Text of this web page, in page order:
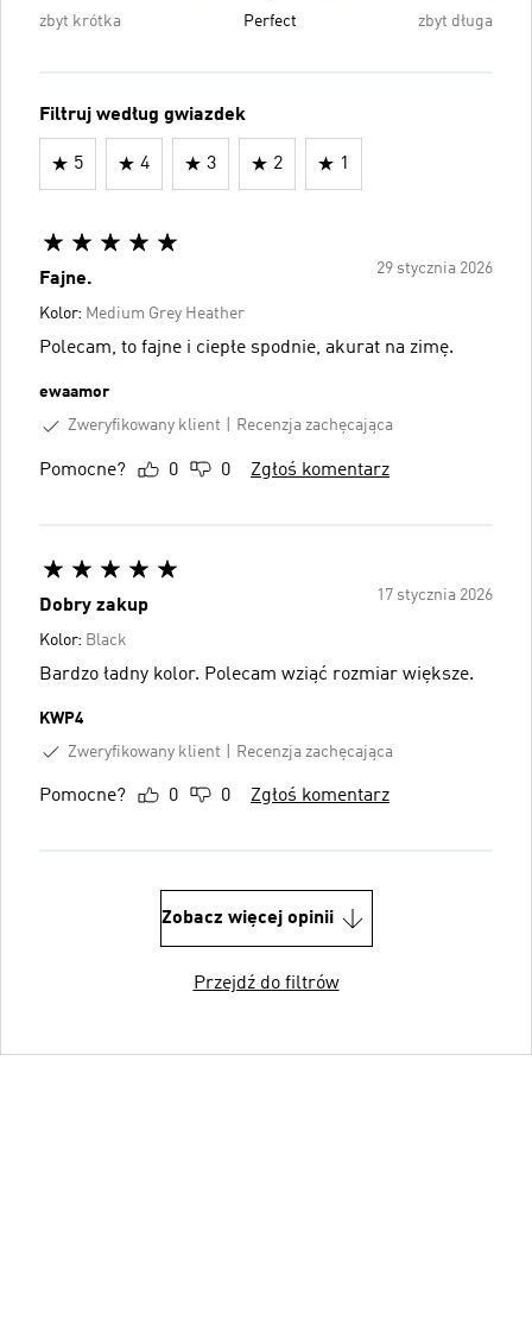
zbyt krótka Perfect zbyt długa
Filtruj według gwiazdek
5 4 3 2 1
29 stycznia 2026
Fajne.
Kolor: Medium Grey Heather
Polecam, to fajne i ciepłe spodnie, akurat na zimę.
ewaamor
Zweryfikowany klient
Recenzja zachęcająca
Pomocne? 0 0 Zgłoś komentarz
17 stycznia 2026
Dobry zakup
Kolor: Black
Bardzo ładny kolor. Polecam wziąć rozmiar większe.
KWP4
Zweryfikowany klient
Recenzja zachęcająca
Pomocne? 0 0 Zgłoś komentarz
Zobacz więcej opinii
Przejdź do filtrów